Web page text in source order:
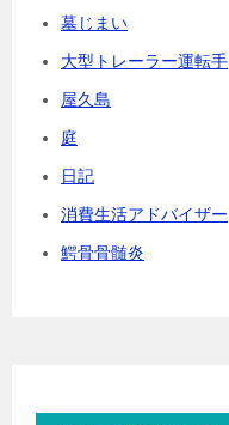
墓じまい
大型トレーラー運転手
屋久島
庭
日記
消費生活アドバイザー
鰐骨骨髄炎